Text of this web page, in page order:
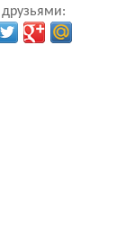
друзьями: